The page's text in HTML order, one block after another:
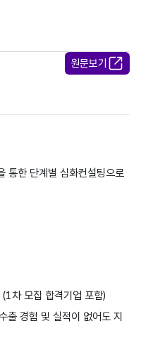
원문보기
통한 단계별 심화컨설팅으로
차 모집 합격기업 포함)
출 경험 및 실적이 없어도 지